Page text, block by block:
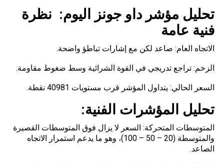
تحليل مؤشر داو جونز اليوم: نظرة
فنية عامة
الاتجاه العام: صاعد لكن مع إشارات تباطؤ واضحة.
الزخم: تراجع تدريجي في القوة الشرائية وسط ضغوط مقاومة.
السعر الحالي: يتداول المؤشر قرب مستويات 40981 نقطة.
تحليل المؤشرات الفنية:
المتوسطات المتحركة: السعر لا يزال فوق المتوسطات القصيرة
والمتوسطة (20 – 50 – 100)، وهو ما يدعم استمرار الاتجاه
الصاعد.